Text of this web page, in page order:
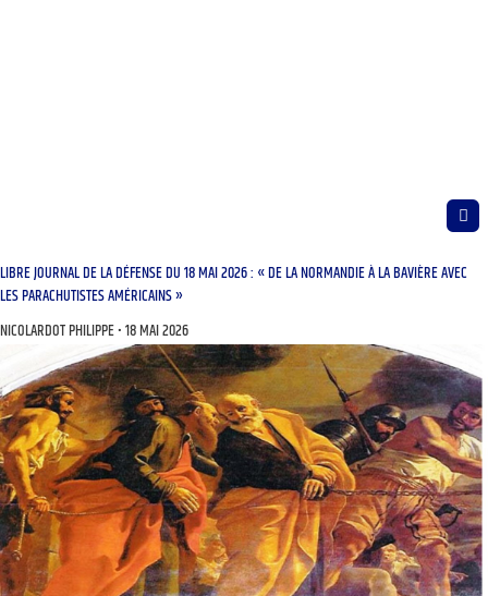
LIBRE JOURNAL DE LA DÉFENSE DU 18 MAI 2026 : « DE LA NORMANDIE À LA BAVIÈRE AVEC
LES PARACHUTISTES AMÉRICAINS »
NICOLARDOT PHILIPPE 18 MAI 2026